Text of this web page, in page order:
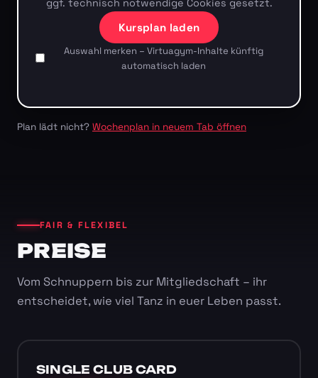
ggf. technisch notwendige Cookies gesetzt.
Kursplan laden
Auswahl merken – Virtuagym-Inhalte künftig
automatisch laden
Plan lädt nicht? Wochenplan in neuem Tab öffnen
FAIR & FLEXIBEL
PREISE
Vom Schnuppern bis zur Mitgliedschaft – ihr
entscheidet, wie viel Tanz in euer Leben passt.
SINGLE CLUB CARD